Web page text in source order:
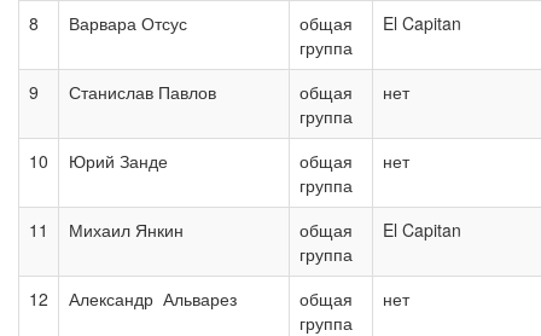
8 Варвара Отсус
общая
группа
El Capitan
9 Станислав Павлов
общая
группа
нет
10 Юрий Занде
общая
группа
нет
11 Михаил Янкин
общая
группа
El Capitan
12 Александр Альварез
общая
группа
нет